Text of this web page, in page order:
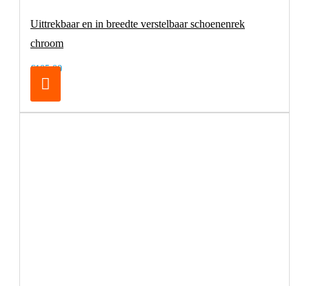
Uittrekbaar en in breedte verstelbaar schoenenrek
chroom
€105,00